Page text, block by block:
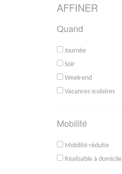
AFFINER
Quand
Journée
Soir
Week-end
Vacances scolaires
Mobilité
Mobilité réduite
Réalisable à domicile